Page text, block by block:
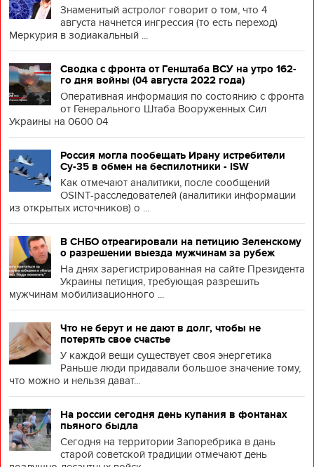
Знаменитый астролог говорит о том, что 4
августа начнется ингрессия (то есть переход)
Меркурия в зодиакальный ...
Сводка с фронта от Генштаба ВСУ на утро 162-
го дня войны (04 августа 2022 года)
Оперативная информация по состоянию с фронта
от Генерального Штаба Вооруженных Сил
Украины на 0600 04
Россия могла пообещать Ирану истребители
Су-35 в обмен на беспилотники - ISW
Как отмечают аналитики, после сообщений
OSINT-расследователей (аналитики информации
из открытых источников) о ...
В СНБО отреагировали на петицию Зеленскому
о разрешении выезда мужчинам за рубеж
На днях зарегистрированная на сайте Президента
Украины петиция, требующая разрешить
мужчинам мобилизационного ...
Что не берут и не дают в долг, чтобы не
потерять свое счастье
У каждой вещи существует своя энергетика
Раньше люди придавали большое значение тому,
что можно и нельзя дават...
На россии сегодня день купания в фонтанах
пьяного быдла
Сегодня на территории Запоребрика в дань
старой советской традиции отмечают день